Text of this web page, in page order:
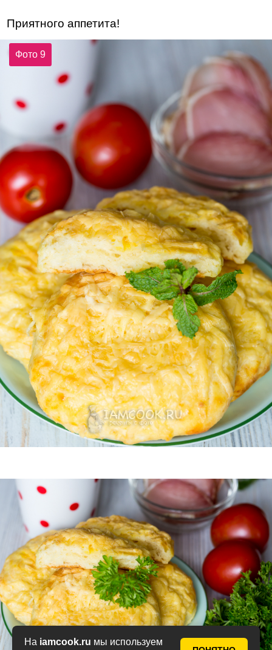
На iamcook.ru мы используем
Приятного аппетита!
Фото 9